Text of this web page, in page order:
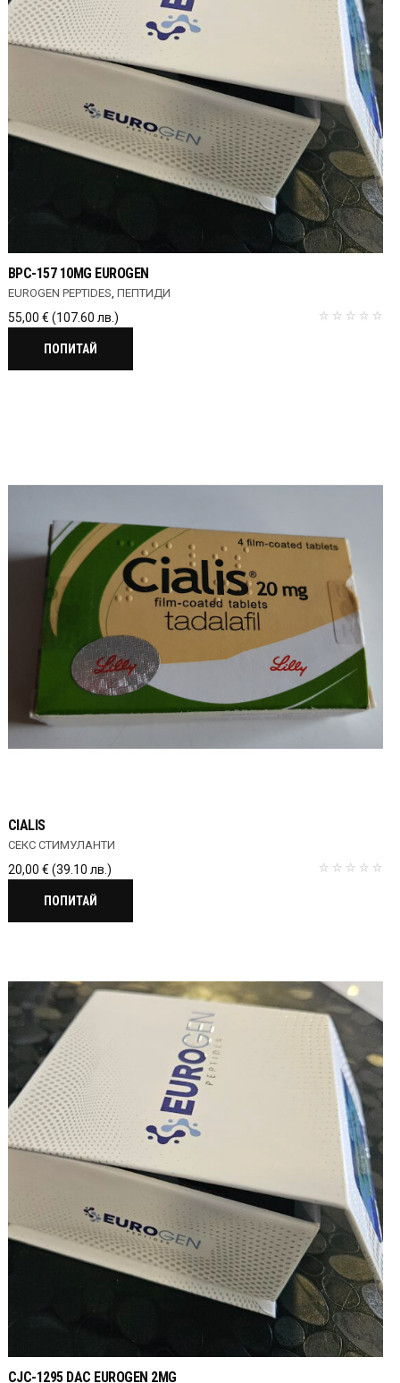
BPC-157 10MG EUROGEN
EUROGEN PEPTIDES ПЕПТИДИ
55,00 € (107.60 лв.)
ПОПИТАЙ
CIALIS
СЕКС СТИМУЛАНТИ
20,00 € (39.10 лв.)
ПОПИТАЙ
CJC-1295 DAC EUROGEN 2MG